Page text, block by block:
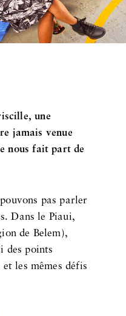
une
jamais venue
nous fait part de
pas parler
Dans le Piaui,
de Belem),
des points
les mêmes défis